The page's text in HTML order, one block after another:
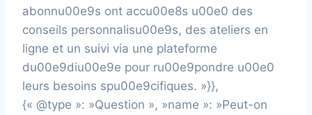
abonnu00e9s ont accu00e8s u00e0 des
conseils personnalisu00e9s, des ateliers en
ligne et un suivi via une plateforme
du00e9diu00e9e pour ru00e9pondre u00e0
leurs besoins spu00e9cifiques. »}},
{« @type »: »Question », »name »: »Peut-on